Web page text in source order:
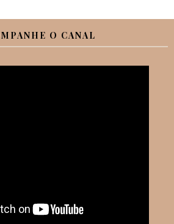
O CANAL